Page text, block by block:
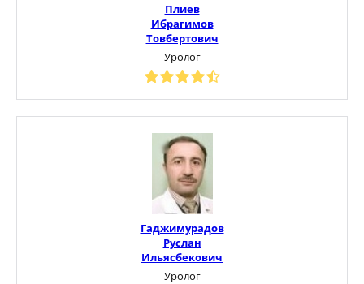
Плиев
Ибрагимов
Товбертович
Уролог
Гаджимурадов
Руслан
Ильясбекович
Уролог